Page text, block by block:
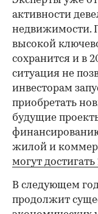
активности
недвижимости.
высокой
сохранится и в
ситуация не
инвесторам
приобретать
будущие
жилой и
могут достигать
В следующем
продолжит